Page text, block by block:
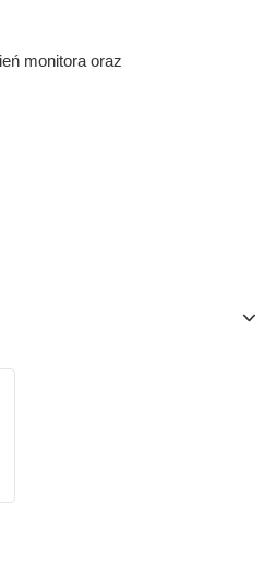
monitora oraz